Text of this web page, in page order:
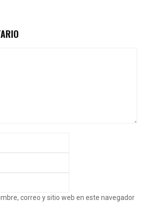
correo y sitio web en este navegador